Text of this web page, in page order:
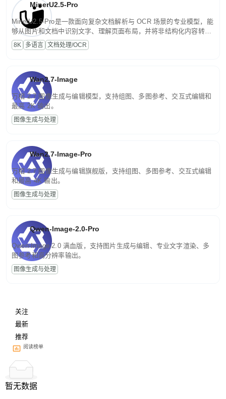
MinerU2.5-Pro
MinerU2.5-Pro是一款面向复杂文档解析与 OCR 场景的专业模型，能
够从图片和文档中识别文字、理解页面布局，并将非结构化内容转换
为便于存储、检索和二次处理的结构化结果。
8K 多语言 文档处理/OCR
Wan2.7-Image
万相 2.7 图像生成与编辑模型，支持组图、多图参考、交互式编辑和
最高 2K 输出。
图像生成与处理
Wan2.7-Image-Pro
万相 2.7 图像生成与编辑旗舰版，支持组图、多图参考、交互式编辑
和最高 4K 输出。
图像生成与处理
Qwen-Image-2.0-Pro
Qwen-Image-2.0 满血版，支持图片生成与编辑、专业文字渲染、多
图参考和高分辨率输出。
图像生成与处理
关注
最新
推荐
阅读榜单
暂无数据